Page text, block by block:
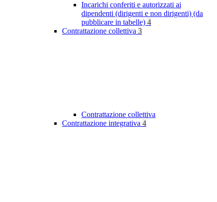
Incarichi conferiti e autorizzati ai
dipendenti (dirigenti e non dirigenti) (da
pubblicare in tabelle) 4
Contrattazione collettiva 3
Contrattazione collettiva
Contrattazione integrativa 4